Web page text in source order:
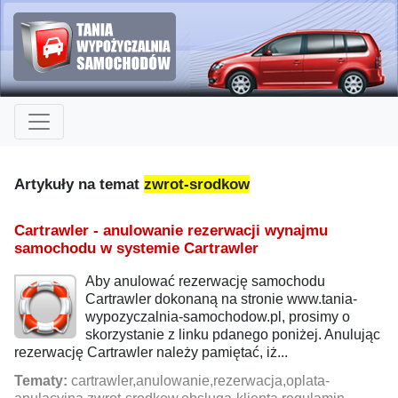
Artykuły na temat zwrot-srodkow
Cartrawler - anulowanie rezerwacji wynajmu
samochodu w systemie Cartrawler
Aby anulować rezerwację samochodu
Cartrawler dokonaną na stronie www.tania-
wypozyczalnia-samochodow.pl, prosimy o
skorzystanie z linku pdanego poniżej. Anulując
rezerwację Cartrawler należy pamiętać, iż...
Tematy: cartrawler,anulowanie,rezerwacja,oplata-